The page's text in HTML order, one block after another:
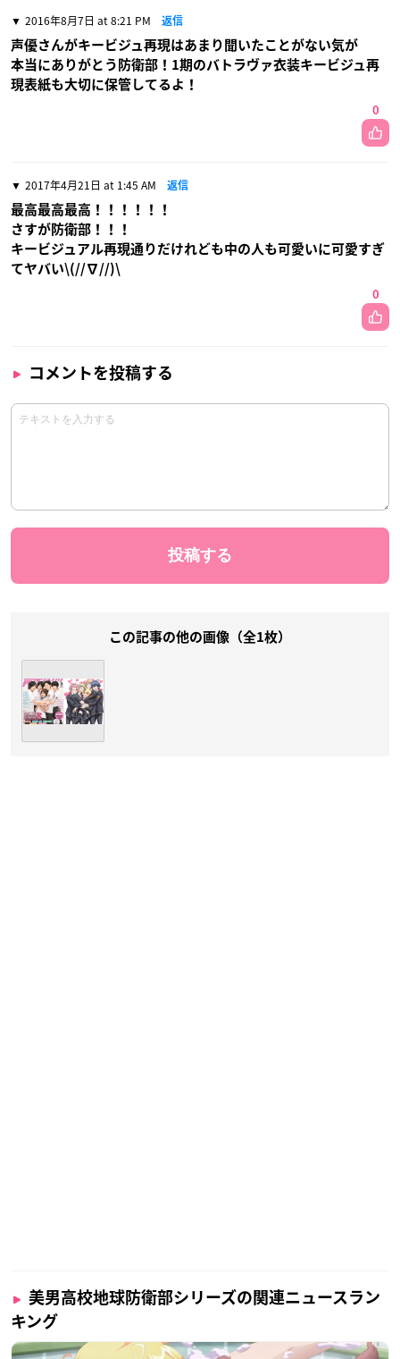
2016年8月7日 at 8:21 PM 返信
声優さんがキービジュ再現はあまり聞いたことがない気が
本当にありがとう防衛部！1期のバトラヴァ衣装キービジュ再
現表紙も大切に保管してるよ！
0
2017年4月21日 at 1:45 AM 返信
最高最高最高！！！！！！
さすが防衛部！！！
キービジュアル再現通りだけれども中の人も可愛いに可愛すぎ
てヤバい\(//∇//)\
0
コメントを投稿する
この記事の他の画像（全1枚）
美男高校地球防衛部シリーズの関連ニュースラン
キング